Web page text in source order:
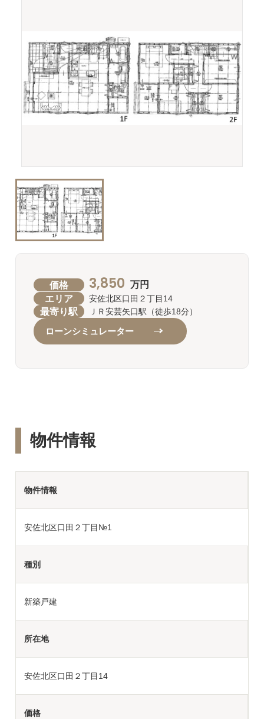
価格 3,850 万円
エリア 安佐北区口田２丁目14
最寄り駅 ＪＲ安芸矢口駅（徒歩18分）
ローンシミュレーター
物件情報
物件情報
安佐北区口田２丁目№1
種別
新築戸建
所在地
安佐北区口田２丁目14
価格